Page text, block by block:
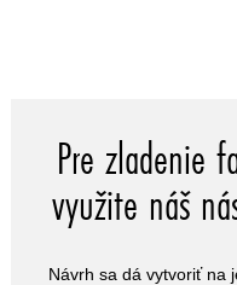
Pre zladenie
využite náš
Návrh sa dá vytvoriť na